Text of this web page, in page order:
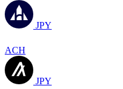
JPY
ACH
JPY